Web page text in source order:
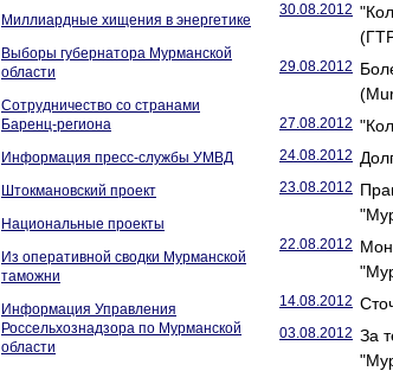
Миллиардные хищения в энергетике
Выборы губернатора Мурманской
области
Сотрудничество со странами
Баренц-региона
Информация пресс-службы УМВД
Штокмановский проект
Национальные проекты
Из оперативной сводки Мурманской
таможни
Информация Управления
Россельхознадзора по Мурманской
области
30.08.2012
29.08.2012
27.08.2012
24.08.2012
23.08.2012
22.08.2012
14.08.2012
03.08.2012 За